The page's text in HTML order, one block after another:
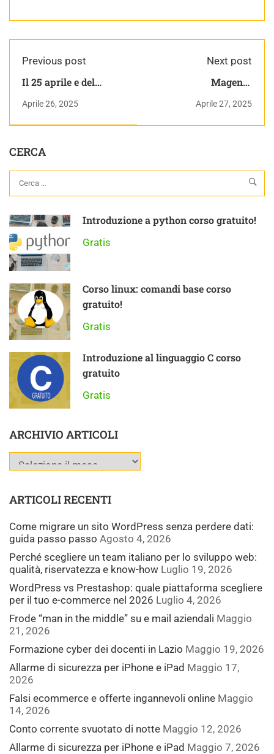
Previous post
Il 25 aprile e del
Italia si fanno 3 volte
i Sumeri ma mai la 2a
Aprile 26, 2025
Next post
Magento
composer | Magento
Da Zero
Aprile 27, 2025
CERCA
Introduzione a python corso gratuito!
Gratis
Corso linux: comandi base corso
gratuito!
Gratis
Introduzione al linguaggio C corso
gratuito
Gratis
ARCHIVIO ARTICOLI
ARTICOLI RECENTI
Come migrare un sito WordPress senza perdere dati:
guida passo passo Agosto 4, 2026
Perché scegliere un team italiano per lo sviluppo web:
qualità, riservatezza e know-how Luglio 19, 2026
WordPress vs Prestashop: quale piattaforma scegliere
per il tuo e-commerce nel 2026 Luglio 4, 2026
Frode “man in the middle” su e mail aziendali Maggio
21, 2026
Formazione cyber dei docenti in Lazio Maggio 19, 2026
Allarme di sicurezza per iPhone e iPad Maggio 17,
2026
Falsi ecommerce e offerte ingannevoli online Maggio
14, 2026
Conto corrente svuotato di notte Maggio 12, 2026
Allarme di sicurezza per iPhone e iPad Maggio 7, 2026